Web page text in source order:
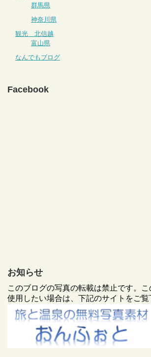
群馬県
神奈川県
観光 北信越
富山県
なんでもブログ
Facebook
お知らせ
このブログの写真の転載は禁止です。
使用したい場合は、下記のサイトをご覧